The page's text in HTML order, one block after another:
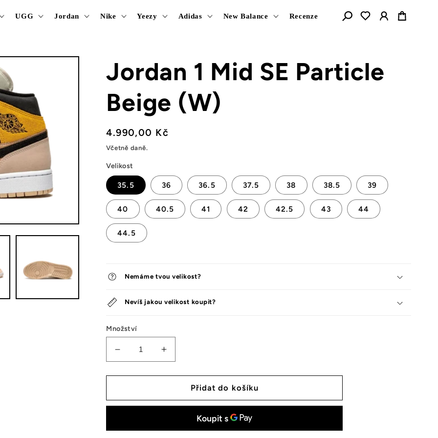
UGG Jordan Nike Yeezy Adidas New Balance Recenze Košík
Jordan 1 Mid SE Particle
Beige (W)
Běžná
cena
4.990,00 Kč
Včetně daně.
Velikost
35.5 36 36.5 37.5 38 38.5 39
40 40.5 41 42 42.5 43 44
44.5
Nemáme tvou velikost?
Nevíš jakou velikost koupit?
Množství
Snížit
množství
tenisek
1
Particle
Zvýšit
množství
tenisek
Jordan
1
Particle
Přidat do košíku